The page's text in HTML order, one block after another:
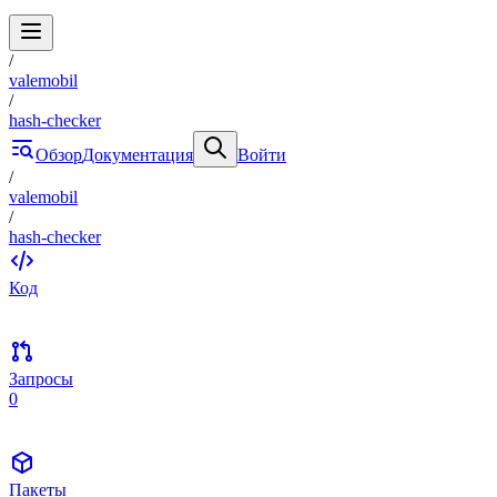
/
valemobil
/
hash-checker
ОбзорДокументация
Войти
/
valemobil
/
hash-checker
Код
Запросы
0
Пакеты